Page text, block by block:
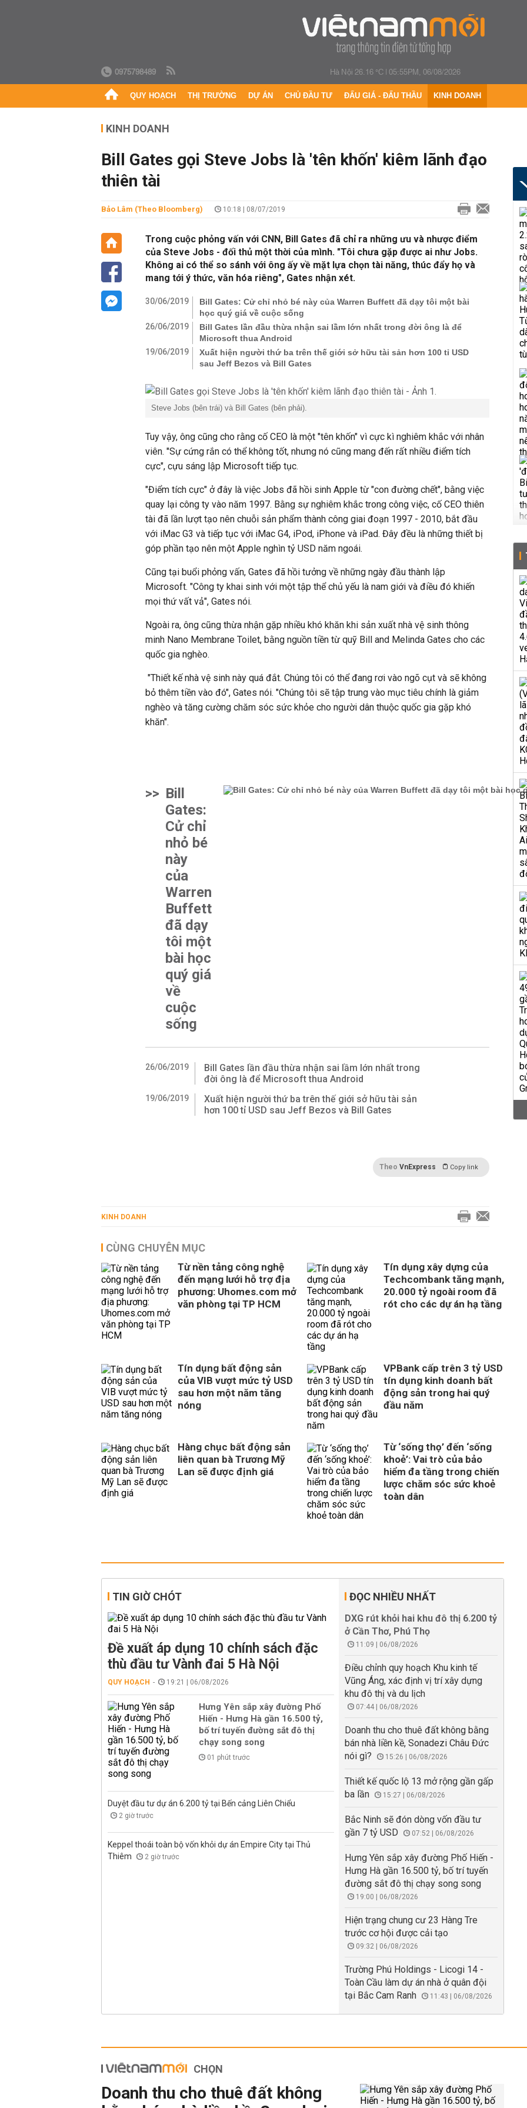
0975798489 Hà Nội 26.16 °C|05:55PM, 06/08/2026
QUY HOẠCH THỊ TRƯỜNG DỰ ÁN CHỦ ĐẦU TƯ ĐẤU GIÁ - ĐẤU THẦU KINH DOANH
KINH DOANH
Bill Gates gọi Steve Jobs là 'tên khốn' kiêm lãnh đạo
thiên tài
Bảo Lâm (theo Bloomberg) 10:18 | 08/07/2019
Trong cuộc phỏng vấn với CNN, Bill Gates đã chỉ ra những ưu và nhược điểm
của Steve Jobs - đối thủ một thời của mình. "Tôi chưa gặp được ai như Jobs.
Không ai có thể so sánh với ông ấy về mặt lựa chọn tài năng, thúc đẩy họ và
mang tới ý thức, văn hóa riêng", Gates nhận xét.
30/06/2019
Bill Gates: Cử chỉ nhỏ bé này của Warren Buffett đã dạy tôi một bài
học quý giá về cuộc sống
26/06/2019
Bill Gates lần đầu thừa nhận sai lầm lớn nhất trong đời ông là để
Microsoft thua Android
19/06/2019
Xuất hiện người thứ ba trên thế giới sở hữu tài sản hơn 100 tỉ USD
sau Jeff Bezos và Bill Gates
Steve Jobs (bên trái) và Bill Gates (bên phải).
Tuy vậy, ông cũng cho rằng cố CEO là một "tên khốn" vì cực kì nghiêm khắc với nhân
viên. "Sự cứng rắn có thể không tốt, nhưng nó cũng mang đến rất nhiều điểm tích
cực", cựu sáng lập Microsoft tiếp tục.
"Điểm tích cực" ở đây là việc Jobs đã hồi sinh Apple từ "con đường chết", bằng việc
quay lại công ty vào năm 1997. Bằng sự nghiêm khắc trong công việc, cố CEO thiên
tài đã lần lượt tạo nên chuỗi sản phẩm thành công giai đoạn 1997 - 2010, bắt đầu
với iMac G3 và tiếp tục với iMac G4, iPod, iPhone và iPad. Đây đều là những thiết bị
góp phần tạo nên một Apple nghìn tỷ USD năm ngoái.
Cũng tại buổi phỏng vấn, Gates đã hồi tưởng về những ngày đầu thành lập
Microsoft. "Công ty khai sinh với một tập thể chủ yếu là nam giới và điều đó khiến
mọi thứ vất vả", Gates nói.
Ngoài ra, ông cũng thừa nhận gặp nhiều khó khăn khi sản xuất nhà vệ sinh thông
minh Nano Membrane Toilet, bằng nguồn tiền từ quỹ Bill and Melinda Gates cho các
quốc gia nghèo.
"Thiết kế nhà vệ sinh này quá đắt. Chúng tôi có thể đang rơi vào ngõ cụt và sẽ không
bỏ thêm tiền vào đó", Gates nói. "Chúng tôi sẽ tập trung vào mục tiêu chính là giảm
nghèo và tăng cường chăm sóc sức khỏe cho người dân thuộc quốc gia gặp khó
khăn".
>> Bill
Gates:
Cử chỉ
nhỏ bé
này
của
Warren
Buffett
đã dạy
tôi một
bài học
quý giá
về
cuộc
sống
26/06/2019
Bill Gates lần đầu thừa nhận sai lầm lớn nhất trong
đời ông là để Microsoft thua Android
19/06/2019
Xuất hiện người thứ ba trên thế giới sở hữu tài sản
hơn 100 tỉ USD sau Jeff Bezos và Bill Gates
Theo VnExpress Copy link
KINH DOANH
CÙNG CHUYÊN MỤC
Từ nền tảng công nghệ
đến mạng lưới hỗ trợ địa
phương: Uhomes.com mở
văn phòng tại TP HCM
Tín dụng xây dựng của
Techcombank tăng mạnh,
20.000 tỷ ngoài room đã
rót cho các dự án hạ tầng
Tín dụng bất động sản
của VIB vượt mức tỷ USD
sau hơn một năm tăng
nóng
VPBank cấp trên 3 tỷ USD
tín dụng kinh doanh bất
động sản trong hai quý
đầu năm
Hàng chục bất động sản
liên quan bà Trương Mỹ
Lan sẽ được định giá
Từ ‘sống thọ’ đến ‘sống
khoẻ’: Vai trò của bảo
hiểm đa tầng trong chiến
lược chăm sóc sức khoẻ
toàn dân
TIN GIỜ CHÓT
Đề xuất áp dụng 10 chính sách đặc
thù đầu tư Vành đai 5 Hà Nội
QUY HOẠCH 19:21 | 06/08/2026
Hưng Yên sắp xây đường Phố
Hiến - Hưng Hà gần 16.500 tỷ,
bố trí tuyến đường sắt đô thị
chạy song song
01 phút trước
Duyệt đầu tư dự án 6.200 tỷ tại Bến cảng Liên Chiểu
2 giờ trước
Keppel thoái toàn bộ vốn khỏi dự án Empire City tại Thủ
Thiêm
2 giờ trước
ĐỌC NHIỀU NHẤT
DXG rút khỏi hai khu đô thị 6.200 tỷ
ở Cần Thơ, Phú Thọ
11:09 | 06/08/2026
Điều chỉnh quy hoạch Khu kinh tế
Vũng Áng, xác định vị trí xây dựng
khu đô thị và du lịch
07:44 | 06/08/2026
Doanh thu cho thuê đất không bằng
bán nhà liền kề, Sonadezi Châu Đức
nói gì?
15:26 | 06/08/2026
Thiết kế quốc lộ 13 mở rộng gần gấp
ba lần
15:27 | 06/08/2026
Bắc Ninh sẽ đón dòng vốn đầu tư
gần 7 tỷ USD
07:52 | 06/08/2026
Hưng Yên sắp xây đường Phố Hiến -
Hưng Hà gần 16.500 tỷ, bố trí tuyến
đường sắt đô thị chạy song song
19:00 | 06/08/2026
Hiện trạng chung cư 23 Hàng Tre
trước cơ hội được cải tạo
09:32 | 06/08/2026
Trường Phú Holdings - Licogi 14 -
Toàn Cầu làm dự án nhà ở quân đội
tại Bắc Cam Ranh
11:43 | 06/08/2026
CHỌN
Doanh thu cho thuê đất không